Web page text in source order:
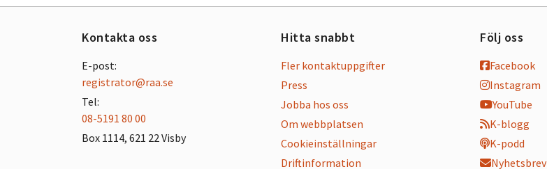
Kontakta oss
E-post:
registrator@raa.se
Tel:
08-5191 80 00
Box 1114, 621 22 Visby
Hitta snabbt
Fler kontaktuppgifter
Press
Jobba hos oss
Om webbplatsen
Cookieinställningar
Driftinformation
Följ oss
Facebook
Instagram
YouTube
K-blogg
K-podd
Nyhetsbrev